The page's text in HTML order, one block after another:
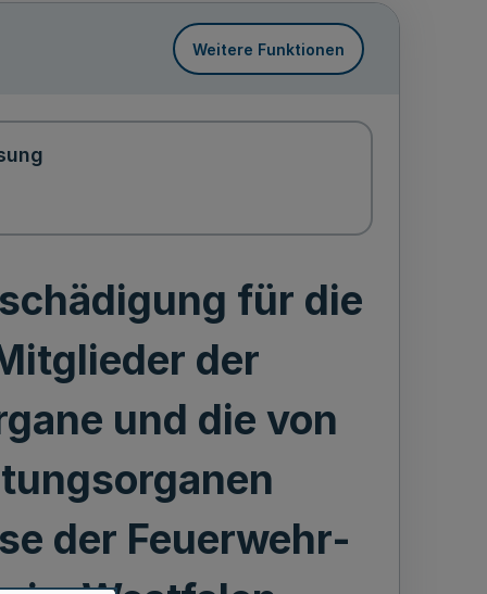
Weitere Funktionen
für die
der
und die von
der Feuerwehr-